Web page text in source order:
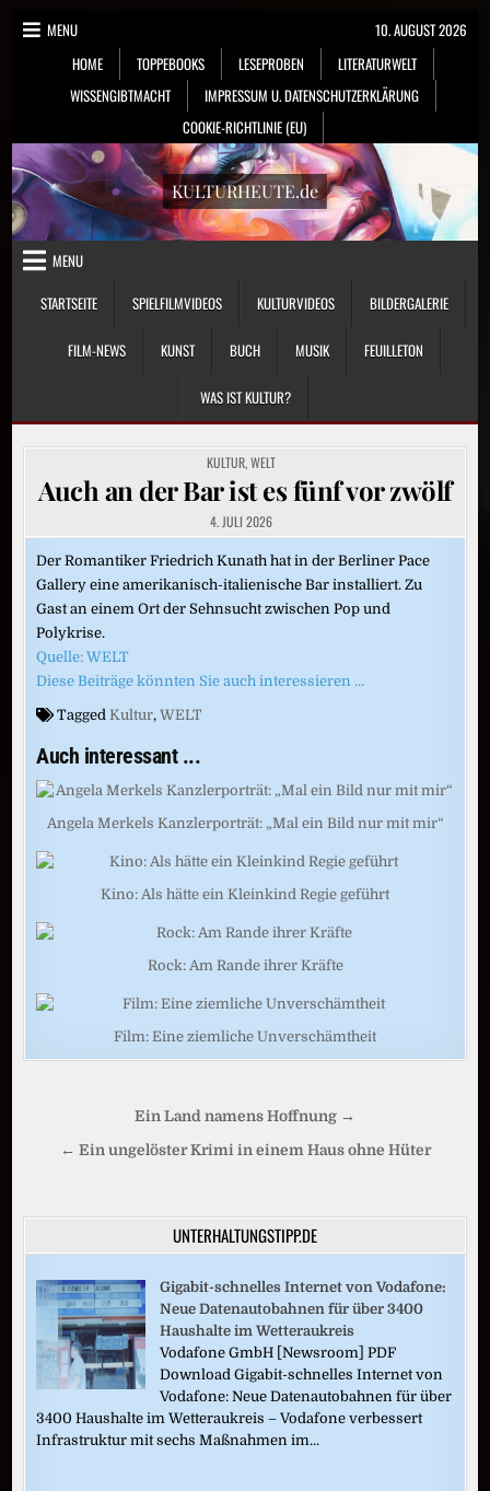
Skip
MENU
HOME
TOPPEBOOKS LESEPROBEN
LITERATURWELT
WISSENGIBTMACHT
IMPRESSUM U. DATENSCHUTZERKLÄRUNG
COOKIE-RICHTLINIE (EU)
10. AUGUST 2026
KULTURHEUTE.de
MENU
STARTSEITE
SPIELFILMVIDEOS KULTURVIDEOS BILDERGALERIE
FILM-NEWS KUNST BUCH MUSIK FEUILLETON
WAS IST KULTUR?
POSTED
IN
KULTUR,WELT
Auch an der Bar ist es fünf vor zwölf
4. JULI 2026
Der Romantiker Friedrich Kunath hat in der Berliner Pace
Gallery eine amerikanisch-italienische Bar installiert. Zu
Gast an einem Ort der Sehnsucht zwischen Pop und
Polykrise.
Quelle: WELT
Diese Beiträge könnten Sie auch interessieren …
Tagged Kultur,WELT
Auch interessant ...
Angela Merkels Kanzlerporträt: „Mal ein Bild nur mit mir“
Kino: Als hätte ein Kleinkind Regie geführt
Rock: Am Rande ihrer Kräfte
Film: Eine ziemliche Unverschämtheit
Beitragsnavigation
Ein Land namens Hoffnung →
← Ein ungelöster Krimi in einem Haus ohne Hüter
UNTERHALTUNGSTIPP.DE
Gigabit-schnelles Internet von Vodafone:
Neue Datenautobahnen für über 3400
Haushalte im Wetteraukreis
Vodafone GmbH [Newsroom] PDF
Download Gigabit-schnelles Internet von
Vodafone: Neue Datenautobahnen für über
3400 Haushalte im Wetteraukreis – Vodafone verbessert
Infrastruktur mit sechs Maßnahmen im...